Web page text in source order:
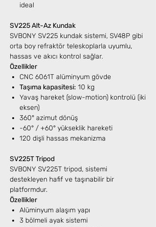
ideal
SV225 Alt-Az Kundak
SVBONY SV225 kundak sistemi, SV48P gibi
orta boy refraktör teleskoplarla uyumlu,
hassas ve akıcı kontrol sağlar.
Özellikler
CNC 6061T alüminyum gövde
Taşıma kapasitesi: 10 kg
Yavaş hareket (slow-motion) kontrolü (iki
eksen)
360° azimut dönüş
-60° / +60° yükseklik hareketi
120 dişli hassas mekanizma
SV225T Tripod
SVBONY SV225T tripod, sistemi
destekleyen hafif ve taşınabilir bir
platformdur.
Özellikler
Alüminyum alaşım yapı
3 bölmeli ayak sistemi